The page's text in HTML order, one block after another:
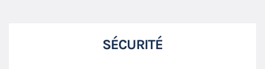
SÉCURITÉ